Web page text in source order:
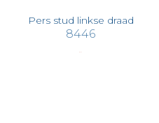
Pers stud linkse draad
8446